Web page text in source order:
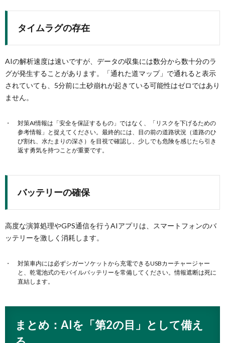
タイムラグの存在
AIの解析速度は速いですが、データの収集には数分から数十分のラ
グが発生することがあります。「通れた道マップ」で通れると表示
されていても、5分前に土砂崩れが起きている可能性はゼロではあり
ません。
対策AI情報は「安全を保証するもの」ではなく、「リスクを下げるための
参考情報」と捉えてください。最終的には、目の前の道路状況（道路のひ
び割れ、水たまりの深さ）を目視で確認し、少しでも危険を感じたら引き
返す勇気を持つことが重要です。
バッテリーの確保
高度な演算処理やGPS通信を行うAIアプリは、スマートフォンのバ
ッテリーを激しく消耗します。
対策車内には必ずシガーソケットから充電できるUSBカーチャージャー
と、乾電池式のモバイルバッテリーを常備してください。情報遮断は死に
直結します。
まとめ：AIを「第2の目」として備え